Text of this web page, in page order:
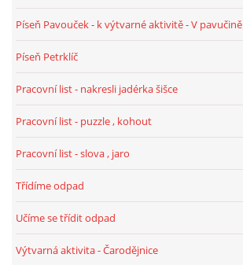
DUŠIČKY
SVATÁ KATEŘINA 25.LISTOPADU
MIKULÁŠ, ČERTI
Píseň Pavouček - k výtvarné aktivitě - V pavučině
Píseň Petrklíč
Pracovní list - nakresli jadérka šišce
Pracovní list - puzzle , kohout
Pracovní list - slova , jaro
Třídíme odpad
Učíme se třídit odpad
Výtvarná aktivita - Čarodějnice